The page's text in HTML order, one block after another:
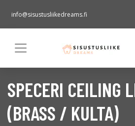
info@sisustusliikedreams.fi
SPECERI CEILING
(BRASS / KULTA)